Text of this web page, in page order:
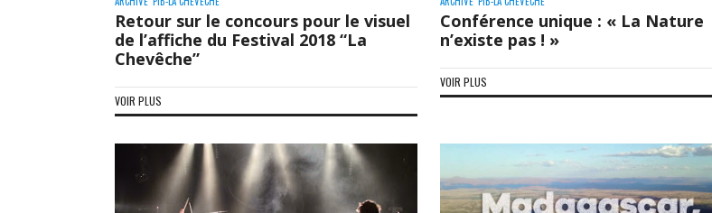
Retour sur le concours pour le visuel
de l’affiche du Festival 2018 “La
Chevêche”
VOIR PLUS
Conférence unique : « La Nature
n’existe pas ! »
VOIR PLUS